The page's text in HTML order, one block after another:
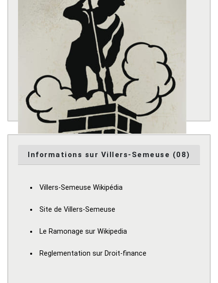
Informations sur Villers-Semeuse (08)
Villers-Semeuse Wikipédia
Site de Villers-Semeuse
Le Ramonage sur Wikipedia
Reglementation sur Droit-finance